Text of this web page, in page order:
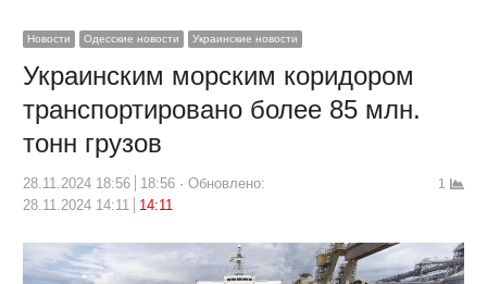
Новости Одесские новости Украинские новости
Украинским морским коридором
транспортировано более 85 млн.
тонн грузов
28.11.2024 18:56 18:56
Обновлено:
28.11.2024 14:11
14:11
1